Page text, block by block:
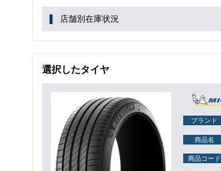
店舗別在庫状況
選択したタイヤ
ブランド
商品名
商品コード